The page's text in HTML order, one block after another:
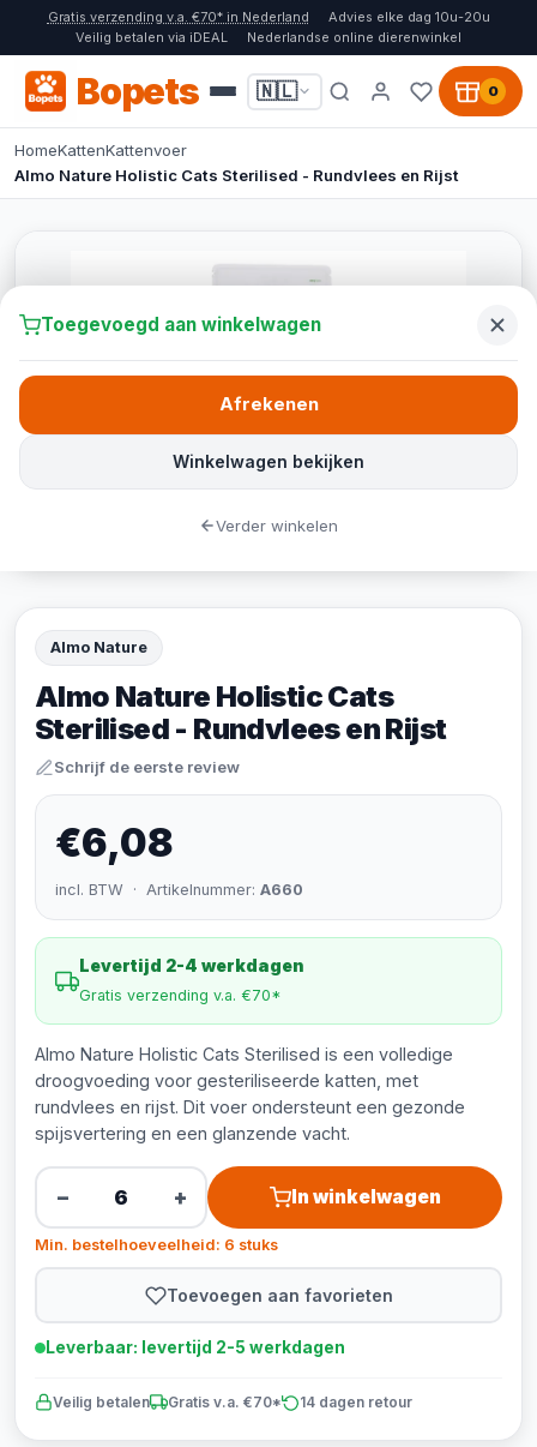
Gratis verzending v.a. €70* in Nederland
Advies elke dag 10u-20u
Veilig betalen via iDEAL
Nederlandse online dierenwinkel
Bopets 🇳🇱 0
HomeKattenKattenvoer
Almo Nature Holistic Cats Sterilised - Rundvlees en Rijst
Almo Nature
Almo Nature Holistic Cats
Sterilised - Rundvlees en Rijst
Schrijf de eerste review
€6,08
incl. BTW · Artikelnummer: A660
Levertijd 2-4 werkdagen
Gratis verzending v.a. €70*
Almo Nature Holistic Cats Sterilised is een volledige
droogvoeding voor gesteriliseerde katten, met
rundvlees en rijst. Dit voer ondersteunt een gezonde
spijsvertering en een glanzende vacht.
− + In winkelwagen
Min. bestelhoeveelheid: 6 stuks
Toevoegen aan favorieten
Leverbaar: levertijd 2-5 werkdagen
Veilig betalen Gratis v.a. €70* 14 dagen retour
Toegevoegd aan winkelwagen
Winkelwagen bekijken
Afrekenen
Verder winkelen